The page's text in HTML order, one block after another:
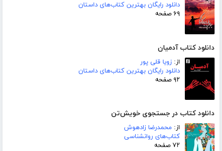
دانلود رایگان بهترین کتاب‌های داستان
۶۹ صفحه
دانلود کتاب آدمیان
از: زویا قلی پور
دانلود رایگان بهترین کتاب‌های داستان
۹۲ صفحه
دانلود کتاب در جستجوی خویش‌تن
از: محمدرضا زادهوش
کتاب‌های روانشناسی
۷۲ صفحه